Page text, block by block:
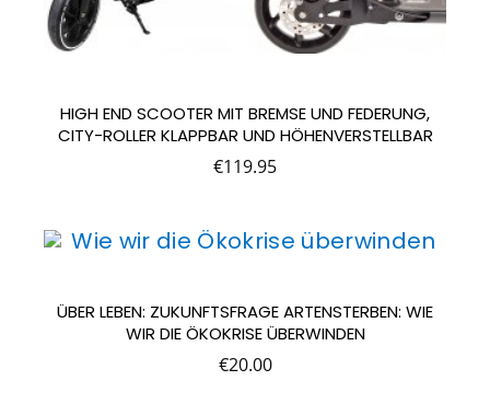
HIGH END SCOOTER MIT BREMSE UND FEDERUNG,
CITY-ROLLER KLAPPBAR UND HÖHENVERSTELLBAR
€119.95
ÜBER LEBEN: ZUKUNFTSFRAGE ARTENSTERBEN: WIE
WIR DIE ÖKOKRISE ÜBERWINDEN
€20.00